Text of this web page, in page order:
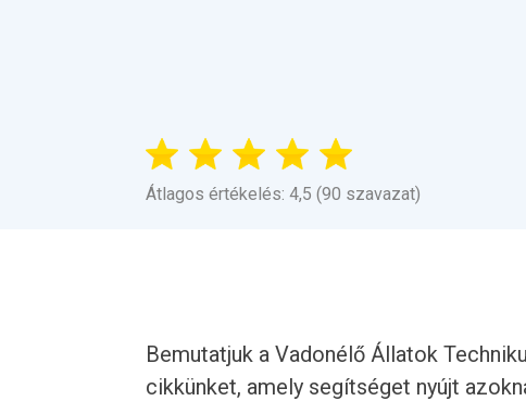
Átlagos értékelés: 4,5 (90 szavazat)
Bemutatjuk a Vadonélő Állatok
cikkünket, amely segítséget nyújt